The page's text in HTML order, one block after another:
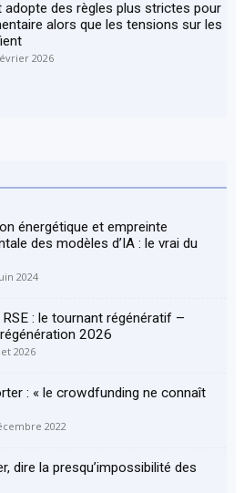
adopte des règles plus strictes pour
alors que les tensions sur les
2026
énergétique et empreinte
des modèles d’IA : le vrai du
2024
: le tournant régénératif –
2026
2026
: « le crowdfunding ne connaît
2022
dire la presqu’impossibilité des